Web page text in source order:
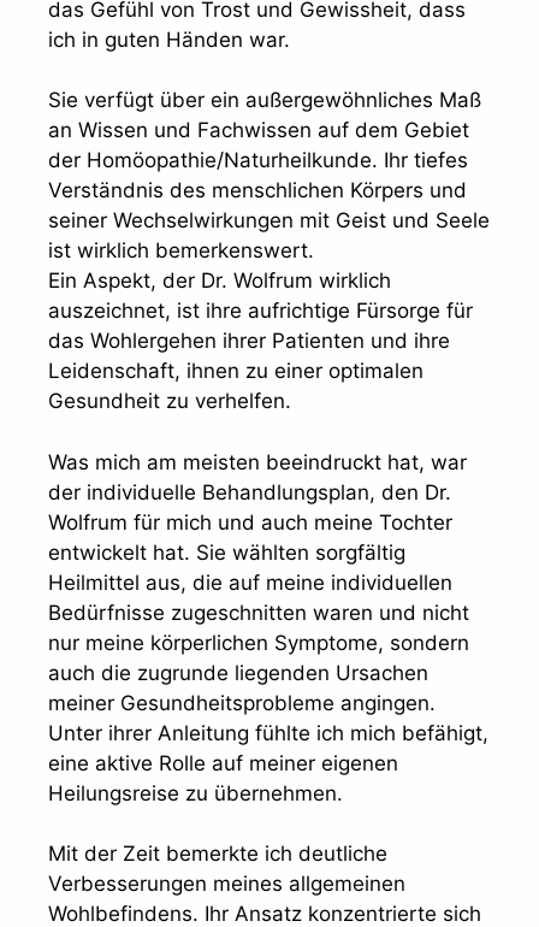
das Gefühl von Trost und Gewissheit, dass
ich in guten Händen war.
Sie verfügt über ein außergewöhnliches Maß
an Wissen und Fachwissen auf dem Gebiet
der Homöopathie/Naturheilkunde. Ihr tiefes
Verständnis des menschlichen Körpers und
seiner Wechselwirkungen mit Geist und Seele
ist wirklich bemerkenswert.
Ein Aspekt, der Dr. Wolfrum wirklich
auszeichnet, ist ihre aufrichtige Fürsorge für
das Wohlergehen ihrer Patienten und ihre
Leidenschaft, ihnen zu einer optimalen
Gesundheit zu verhelfen.
Was mich am meisten beeindruckt hat, war
der individuelle Behandlungsplan, den Dr.
Wolfrum für mich und auch meine Tochter
entwickelt hat. Sie wählten sorgfältig
Heilmittel aus, die auf meine individuellen
Bedürfnisse zugeschnitten waren und nicht
nur meine körperlichen Symptome, sondern
auch die zugrunde liegenden Ursachen
meiner Gesundheitsprobleme angingen.
Unter ihrer Anleitung fühlte ich mich befähigt,
eine aktive Rolle auf meiner eigenen
Heilungsreise zu übernehmen.
Mit der Zeit bemerkte ich deutliche
Verbesserungen meines allgemeinen
Wohlbefindens. Ihr Ansatz konzentrierte sich